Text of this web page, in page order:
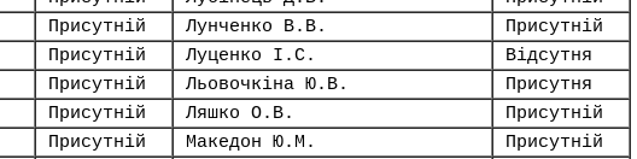
Присутній Лунченко В.В.
Присутній
Присутній Луценко І.С.
Відсутня
Присутній Льовочкіна Ю.В.
Присутня
Присутній Ляшко О.В.
Присутній
Присутній Македон Ю.М.
Присутній